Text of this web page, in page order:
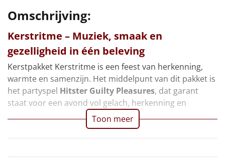
Deken (fleece plaid)
Alle artikelen
Overige
Ideeën
Personeel
Sinterklaaspakketten
Omschrijving:
Kerstritme – Muziek, smaak en
gezelligheid in één beleving
Kerstpakket Kerstritme is een feest van herkenning,
warmte en samenzijn. Het middelpunt van dit pakket is
het partyspel Hitster Guilty Pleasures, dat garant
staat voor een avond vol gelach, herkenning en
Toon meer